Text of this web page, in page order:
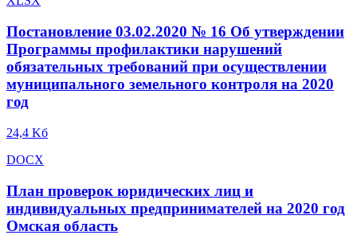
Постановление 03.02.2020 № 16 Об утверждении
Программы профилактики нарушений
обязательных требований при осуществлении
муниципального земельного контроля на 2020
год
24,4 Kб
DOCX
План проверок юридических лиц и
индивидуальных предпринимателей на 2020 год
Омская область